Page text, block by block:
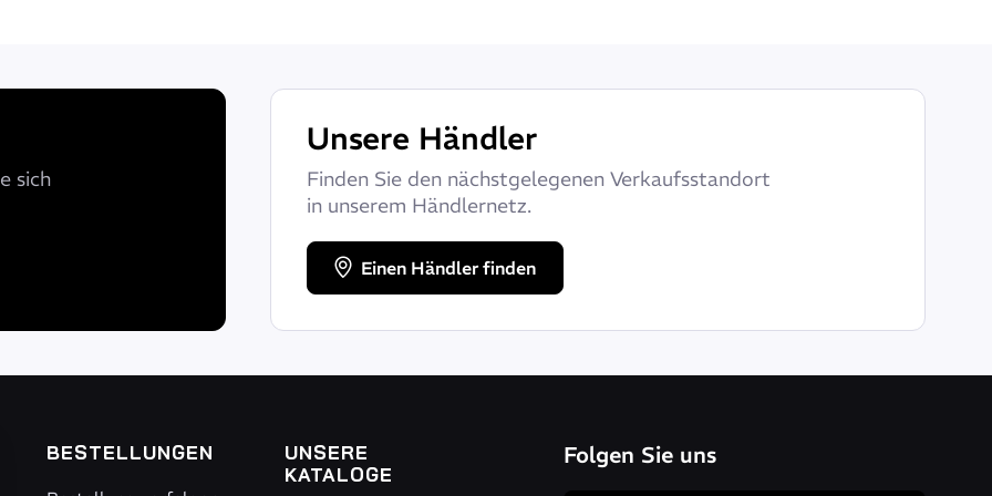
sich
Unsere Händler
Finden Sie den nächstgelegenen Verkaufsstandort
in unserem Händlernetz.
Einen Händler finden
BESTELLUNGEN
UNSERE
KATALOGE
Folgen Sie uns